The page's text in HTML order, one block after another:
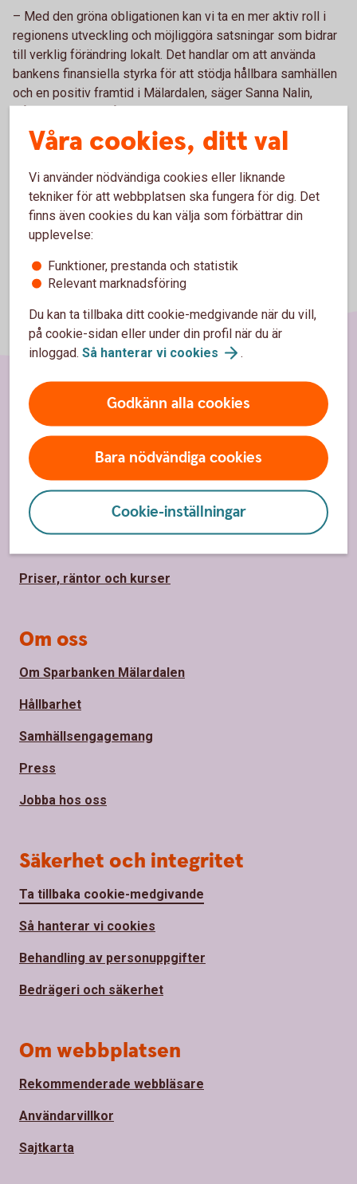
– Med den gröna obligationen kan vi ta en mer aktiv roll i
regionens utveckling och möjliggöra satsningar som bidrar
till verklig förändring lokalt. Det handlar om att använda
bankens finansiella styrka för att stödja hållbara samhällen
och en positiv framtid i Mälardalen, säger Sanna Nalin,
Kopiera länk
Våra cookies, ditt val
Vi använder nödvändiga cookies eller liknande
tekniker för att webbplatsen ska fungera för dig. Det
finns även cookies du kan välja som förbättrar din
upplevelse:
Funktioner, prestanda och statistik
Relevant marknadsföring
Du kan ta tillbaka ditt cookie-medgivande när du vill,
på cookie-sidan eller under din profil när du är
inloggad. Så hanterar vi cookies .
Godkänn alla cookies
Bara nödvändiga cookies
Cookie-inställningar
Sidfot
Hitta snabbt
Kontakt
Spärrhjälp
Hitta bankkontor
Priser, räntor och kurser
Om oss
Om Sparbanken Mälardalen
Hållbarhet
Samhällsengagemang
Press
Jobba hos oss
Säkerhet och integritet
Ta tillbaka cookie-medgivande
Så hanterar vi cookies
Behandling av personuppgifter
Bedrägeri och säkerhet
Om webbplatsen
Rekommenderade webbläsare
Användarvillkor
Sajtkarta